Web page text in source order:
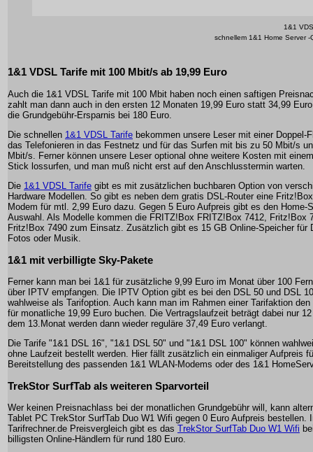
1&1
schnellem 1&1 Home Server -
1&1 VDSL Tarife mit 100 Mbit/s ab 19,99 Euro
Auch die 1&1 VDSL Tarife mit 100 Mbit haben noch einen saftigen
zahlt man dann auch in den ersten 12 Monaten 19,99 Euro statt 34,99
die Grundgebühr-Ersparnis bei 180 Euro.
Die schnellen 1&1 VDSL Tarife bekommen unsere Leser mit einer Doppel-
das Telefonieren in das Festnetz und für das Surfen mit bis zu 50 Mbit/s
Mbit/s. Ferner können unsere Leser optional ohne weitere Kosten mit
Stick lossurfen, und man muß nicht erst auf den Anschlusstermin warten.
Die 1&1 VDSL Tarife gibt es mit zusätzlichen buchbaren Option von
Hardware Modellen. So gibt es neben dem gratis DSL-Router eine
Modem für mtl. 2,99 Euro dazu. Gegen 5 Euro Aufpreis gibt es den Home-
Auswahl. Als Modelle kommen die FRITZ!Box FRITZ!Box 7412, Fritz!Box
Fritz!Box 7490 zum Einsatz. Zusätzlich gibt es 15 GB Online-Speicher für
Fotos oder Musik.
1&1 mit verbilligte Sky-Pakete
Ferner kann man bei 1&1 für zusätzliche 9,99 Euro im Monat über 100
über IPTV empfangen. Die IPTV Option gibt es bei den DSL 50 und DSL
wahlweise als Tarifoption. Auch kann man im Rahmen einer Tarifaktion
für monatliche 19,99 Euro buchen. Die Vertragslaufzeit beträgt dabei nur
dem 13.Monat werden dann wieder reguläre 37,49 Euro verlangt.
Die Tarife "1&1 DSL 16", "1&1 DSL 50" und "1&1 DSL 100" können
ohne Laufzeit bestellt werden. Hier fällt zusätzlich ein einmaliger Aufpreis
Bereitstellung des passenden 1&1 WLAN-Modems oder des 1&1
TrekStor SurfTab als weiteren Sparvorteil
Wer keinen Preisnachlass bei der monatlichen Grundgebühr will, kann
Tablet PC TrekStor SurfTab Duo W1 Wifi gegen 0 Euro Aufpreis bestellen.
Tarifrechner.de Preisvergleich gibt es das TrekStor SurfTab Duo W1 Wifi
billigsten Online-Händlern für rund 180 Euro.